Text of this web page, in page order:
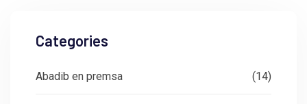
Categories
Abadib en premsa (14)